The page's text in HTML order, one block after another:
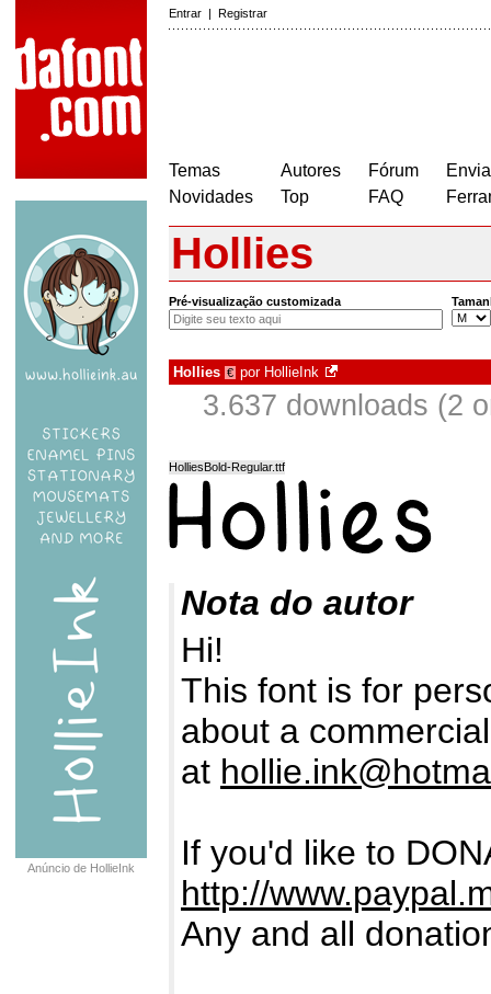
Entrar | Registrar
Temas
Novidades
Autores
Top
Fórum
FAQ
Anúncio de HollieInk
Hollies
Pré-visualização customizada
Hollies € por HollieInk
3.637 downloads (2
HolliesBold-Regular.ttf
Nota do autor
Hi!
This font is for
about a
at
If you'd like to
http://
Any and all